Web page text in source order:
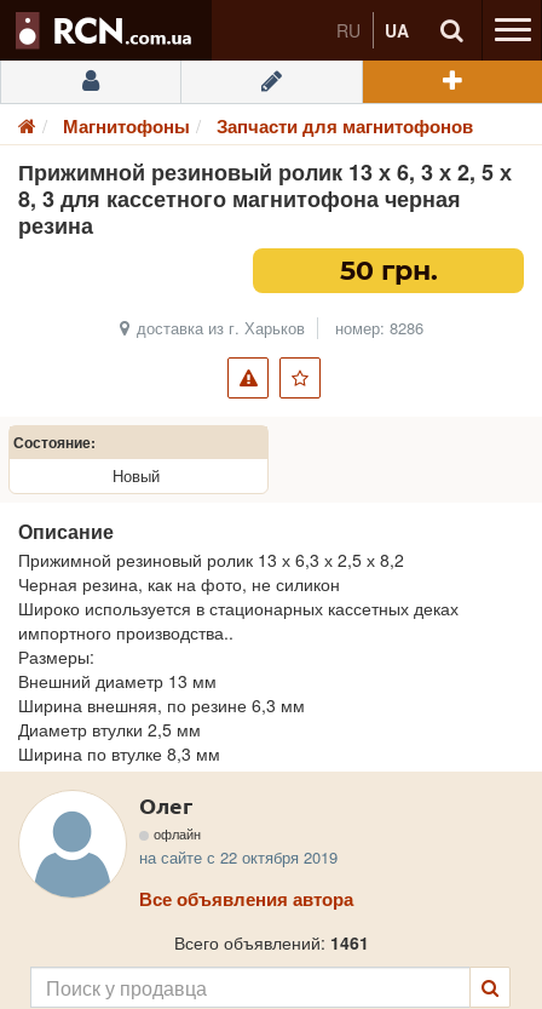
RU UA
Магнитофоны Запчасти для магнитофонов
Прижимной резиновый ролик 13 х 6, 3 х 2, 5 х
8, 3 для кассетного магнитофона черная
резина
50 грн.
доставка из г. Харьков номер: 8286
Состояние:
Новый
Описание
Прижимной резиновый ролик 13 х 6,3 х 2,5 х 8,2
Черная резина, как на фото, не силикон
Широко используется в стационарных кассетных деках
импортного производства..
Размеры:
Внешний диаметр 13 мм
Ширина внешняя, по резине 6,3 мм
Диаметр втулки 2,5 мм
Ширина по втулке 8,3 мм
Олег
офлайн
на сайте с 22 октября 2019
Все объявления автора
Всего объявлений: 1461